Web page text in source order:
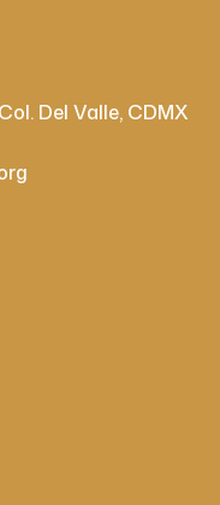
Del Valle, CDMX